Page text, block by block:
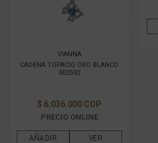
VIANNA
CADENA TOPACIO ORO BLANCO
002592
$ 6.036.000 COP
PRECIO ONLINE
AÑADIR VER